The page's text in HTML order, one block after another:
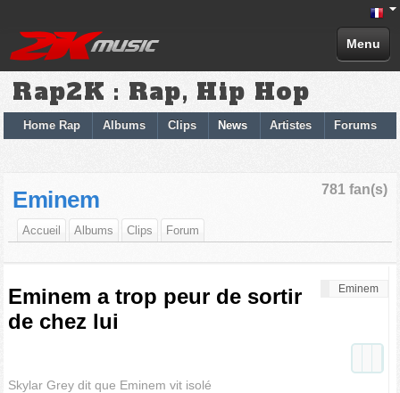
Menu
Rap2K : Rap, Hip Hop
Home Rap Albums Clips News Artistes Forums
781 fan(s)
Eminem
Accueil Albums Clips Forum
Eminem
Eminem a trop peur de sortir
de chez lui
Skylar Grey dit que Eminem vit isolé